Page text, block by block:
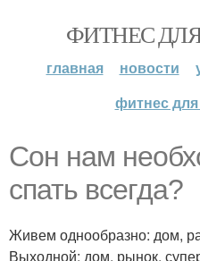
ФИТНЕС
главная новости
фитнес
Сон нам
спать всегда?
Живем однообразно: дом,
Выходной: дом, рынок,